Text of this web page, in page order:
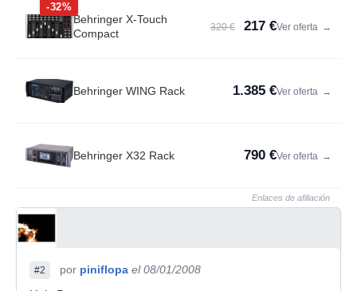
-32%
Behringer X-Touch
Compact
320 € 217 €Ver oferta →
Behringer WING Rack 1.385 €Ver oferta →
Behringer X32 Rack 790 €Ver oferta →
Enlaces de afiliación
#2 por piniflopa el 08/01/2008